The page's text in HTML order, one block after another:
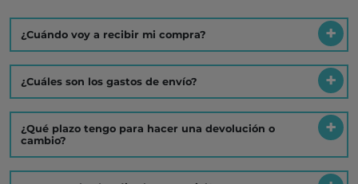
¿Cuándo voy a recibir mi compra?
¿Cuáles son los gastos de envío?
¿Qué plazo tengo para hacer una devolución o
cambio?